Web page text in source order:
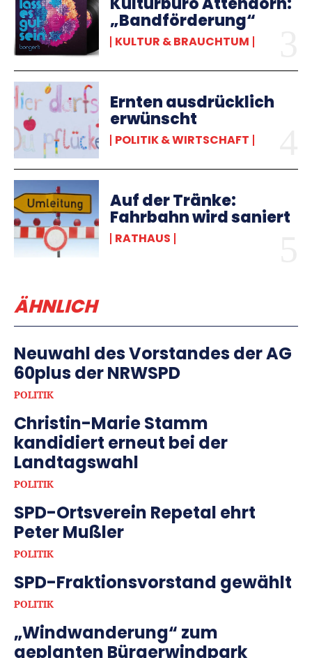
„Bandförderung“
KULTUR & BRAUCHTUM
Ernten ausdrücklich
erwünscht
POLITIK & WIRTSCHAFT
Auf der Tränke:
Fahrbahn wird saniert
RATHAUS
ÄHNLICH
Neuwahl des Vorstandes der AG
60plus der NRWSPD
POLITIK
Christin-Marie Stamm
kandidiert erneut bei der
Landtagswahl
POLITIK
SPD-Ortsverein Repetal ehrt
Peter Mußler
POLITIK
SPD-Fraktionsvorstand gewählt
POLITIK
„Windwanderung“ zum
geplanten Bürgerwindpark